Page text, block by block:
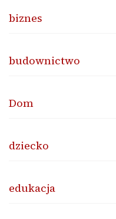
biznes
budownictwo
Dom
dziecko
edukacja